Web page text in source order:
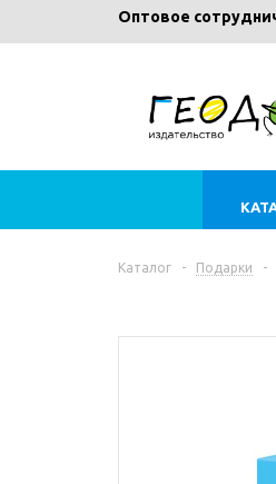
Оптовое
Каталог - Подарки -